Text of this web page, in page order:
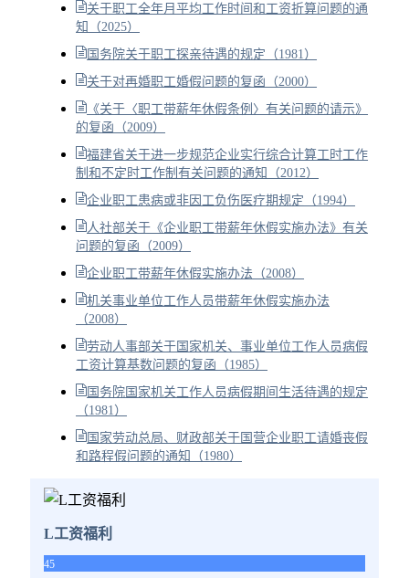
关于职工全年月平均工作时间和工资折算问题的通
知（2025）
国务院关于职工探亲待遇的规定（1981）
关于对再婚职工婚假问题的复函（2000）
《关于〈职工带薪年休假条例〉有关问题的请示》
的复函（2009）
福建省关于进一步规范企业实行综合计算工时工作
制和不定时工作制有关问题的通知（2012）
企业职工患病或非因工负伤医疗期规定（1994）
人社部关于《企业职工带薪年休假实施办法》有关
问题的复函（2009）
企业职工带薪年休假实施办法（2008）
机关事业单位工作人员带薪年休假实施办法
（2008）
劳动人事部关于国家机关、事业单位工作人员病假
工资计算基数问题的复函（1985）
国务院国家机关工作人员病假期间生活待遇的规定
（1981）
国家劳动总局、财政部关于国营企业职工请婚丧假
和路程假问题的通知（1980）
L工资福利
45